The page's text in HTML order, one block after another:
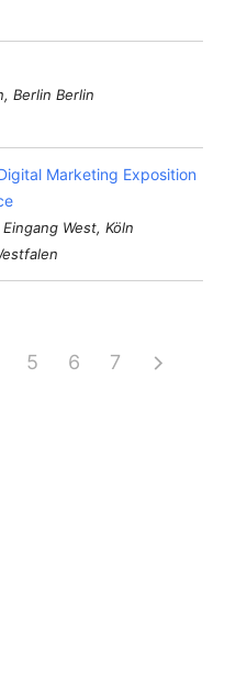
Berlin Berlin
Marketing Exposition
West, Köln
5 6 7